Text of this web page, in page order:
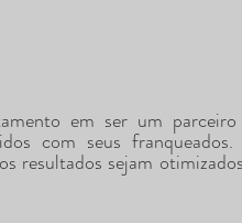
em ser um
com seus
resultados sejam